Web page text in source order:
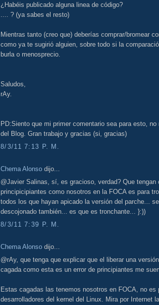
¿Habéis publicado alguna linea de código?
.... ? (ya sabes el resto)
Mientras tanto (creo que) deberías comprar/bromear
como ya te sugirió alguien, sobre todo si la
burla o menosprecio.
Saludos,
rAy.
PD:Siento que mi primer comentario sea para esto,
del Blog. Gran trabajo y gracias (si, gracias)
8/3/11 7:13 P. M.
Chema Alonso dijo...
@Javier Salinas, sí, es gracioso, verdad? Que tengan
principicipiantes como nosotros en la FOCA es para
todos los que hayan apicado la versión del parche...
descojonado también... es que es tronchante... }:))
8/3/11 7:39 P. M.
Chema Alonso dijo...
@rAy, que tenga que explicar que el liberar una
cagada como esta es un error de principiantes me
Estas cagadas las tenemos nosotros en FOCA, no es
desarrolladores del kernel del Linux. Mira por Internet